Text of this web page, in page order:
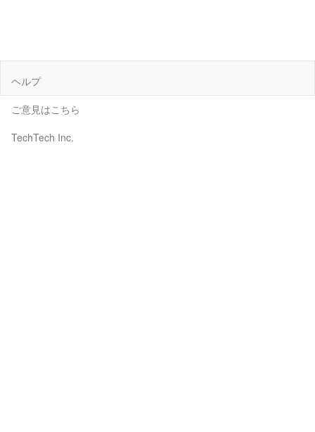
ヘルプ
ご意見はこちら
TechTech Inc.